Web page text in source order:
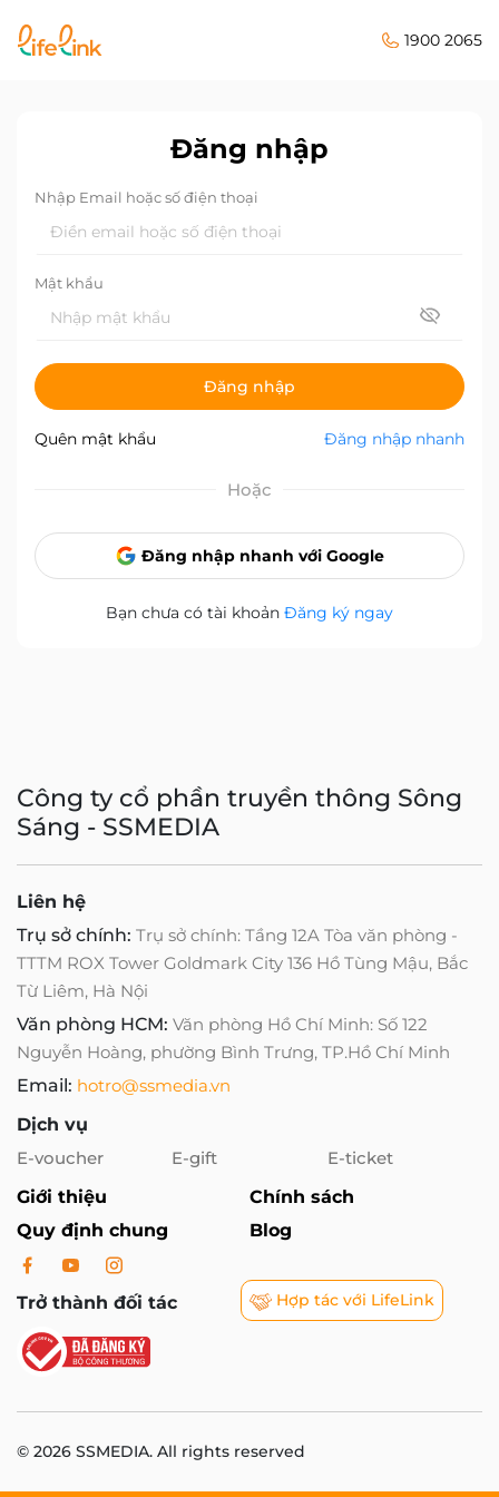
1900 2065
Đăng nhập
Nhập Email hoặc số điện thoại
Mật khẩu
Đăng nhập
Quên mật khẩu Đăng nhập nhanh
Hoặc
Đăng nhập nhanh với Google
Bạn chưa có tài khoản Đăng ký ngay
Công ty cổ phần truyền thông Sông
Sáng - SSMEDIA
Liên hệ
Trụ sở chính: Trụ sở chính: Tầng 12A Tòa văn phòng -
TTTM ROX Tower Goldmark City 136 Hồ Tùng Mậu, Bắc
Từ Liêm, Hà Nội
Văn phòng HCM: Văn phòng Hồ Chí Minh: Số 122
Nguyễn Hoàng, phường Bình Trưng, TP.Hồ Chí Minh
Email: hotro@ssmedia.vn
Dịch vụ
E-voucher
E-gift
E-ticket
Giới thiệu
Chính sách
Quy định chung
Blog
Trở thành đối tác Hợp tác với LifeLink
© 2026 SSMEDIA. All rights reserved